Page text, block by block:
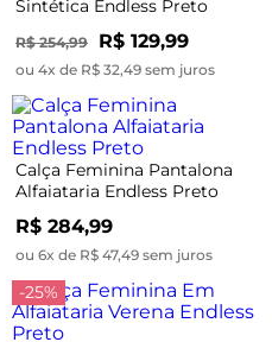
Sintética Endless Preto
R$ 254,99 R$ 129,99
ou 4x de R$ 32,49 sem juros
Calça Feminina Pantalona
Alfaiataria Endless Preto
R$ 284,99
ou 6x de R$ 47,49 sem juros
-25%